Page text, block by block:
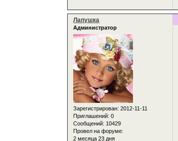
Лапушка
Администратор
Зарегистрирован: 2012-11-11
Приглашений: 0
Сообщений: 10429
Провел на форуме:
2 месяца 23 дня